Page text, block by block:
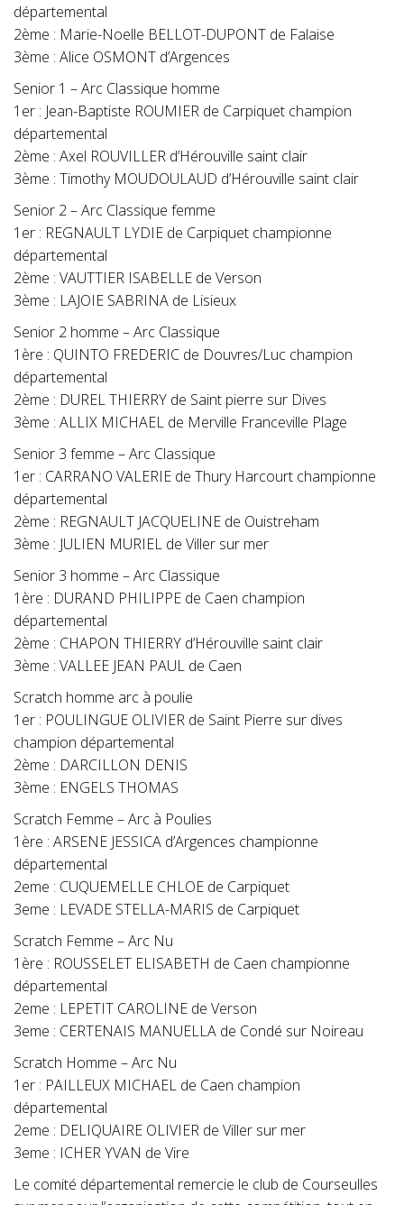
départemental
2ème : Marie-Noelle BELLOT-DUPONT de Falaise
3ème : Alice OSMONT d’Argences
Senior 1 – Arc Classique homme
1er : Jean-Baptiste ROUMIER de Carpiquet champion
départemental
2ème : Axel ROUVILLER d’Hérouville saint clair
3ème : Timothy MOUDOULAUD d’Hérouville saint clair
Senior 2 – Arc Classique femme
1er : REGNAULT LYDIE de Carpiquet championne
départemental
2ème : VAUTTIER ISABELLE de Verson
3ème : LAJOIE SABRINA de Lisieux
Senior 2 homme – Arc Classique
1ère : QUINTO FREDERIC de Douvres/Luc champion
départemental
2ème : DUREL THIERRY de Saint pierre sur Dives
3ème : ALLIX MICHAEL de Merville Franceville Plage
Senior 3 femme – Arc Classique
1er : CARRANO VALERIE de Thury Harcourt championne
départemental
2ème : REGNAULT JACQUELINE de Ouistreham
3ème : JULIEN MURIEL de Viller sur mer
Senior 3 homme – Arc Classique
1ère : DURAND PHILIPPE de Caen champion
départemental
2ème : CHAPON THIERRY d’Hérouville saint clair
3ème : VALLEE JEAN PAUL de Caen
Scratch homme arc à poulie
1er : POULINGUE OLIVIER de Saint Pierre sur dives
champion départemental
2ème : DARCILLON DENIS
3ème : ENGELS THOMAS
Scratch Femme – Arc à Poulies
1ère : ARSENE JESSICA d’Argences championne
départemental
2eme : CUQUEMELLE CHLOE de Carpiquet
3eme : LEVADE STELLA-MARIS de Carpiquet
Scratch Femme – Arc Nu
1ère : ROUSSELET ELISABETH de Caen championne
départemental
2eme : LEPETIT CAROLINE de Verson
3eme : CERTENAIS MANUELLA de Condé sur Noireau
Scratch Homme – Arc Nu
1er : PAILLEUX MICHAEL de Caen champion
départemental
2eme : DELIQUAIRE OLIVIER de Viller sur mer
3eme : ICHER YVAN de Vire
Le comité départemental remercie le club de Courseulles